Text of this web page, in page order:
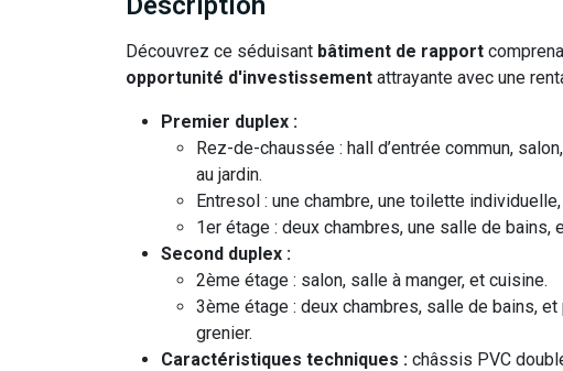
Découvrez ce séduisant bâtiment de rapport
opportunité d'investissement attrayante avec une
Premier duplex :
Rez-de-chaussée : hall d’entrée commun,
au jardin.
Entresol : une chambre, une toilette
1er étage : deux chambres, une salle de bains,
Second duplex :
2ème étage : salon, salle à manger, et cuisine.
3ème étage : deux chambres, salle de bains,
grenier.
Caractéristiques techniques : châssis PVC